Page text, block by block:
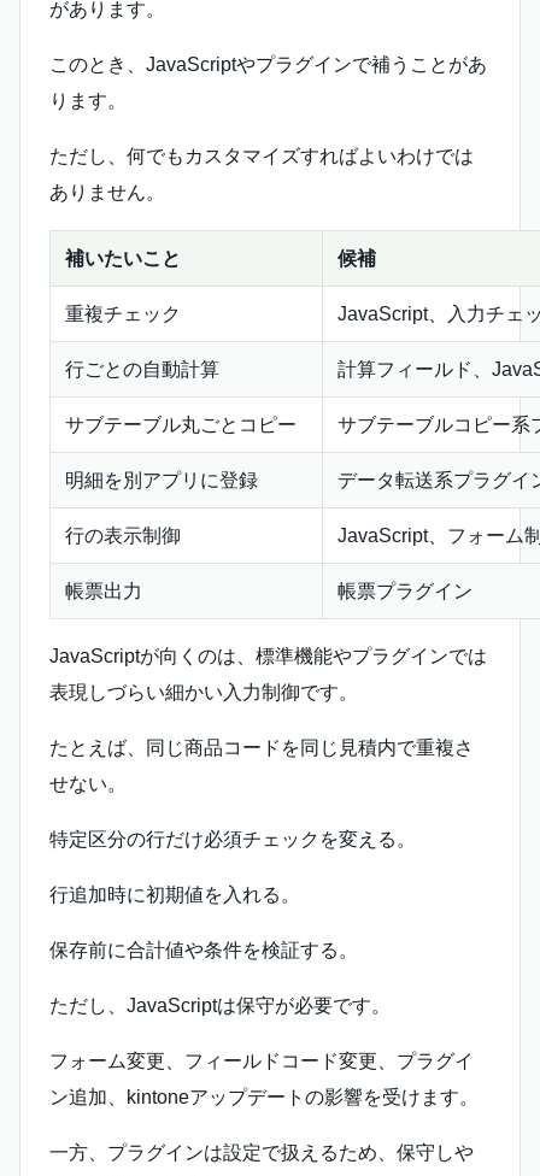
があります。
このとき、JavaScriptやプラグインで補うことがあ
ります。
ただし、何でもカスタマイズすればよいわけでは
ありません。
補いたいこと 候補
重複チェック JavaScript、入力チェ
行ごとの自動計算 計算フィールド、
サブテーブル丸ごとコピー サブテーブルコピー系
明細を別アプリに登録 データ転送系プラグイ
行の表示制御 JavaScript、フォーム
帳票出力 帳票プラグイン
JavaScriptが向くのは、標準機能やプラグインでは
表現しづらい細かい入力制御です。
たとえば、同じ商品コードを同じ見積内で重複さ
せない。
特定区分の行だけ必須チェックを変える。
行追加時に初期値を入れる。
保存前に合計値や条件を検証する。
ただし、JavaScriptは保守が必要です。
フォーム変更、フィールドコード変更、プラグイ
ン追加、kintoneアップデートの影響を受けます。
一方、プラグインは設定で扱えるため、保守しや